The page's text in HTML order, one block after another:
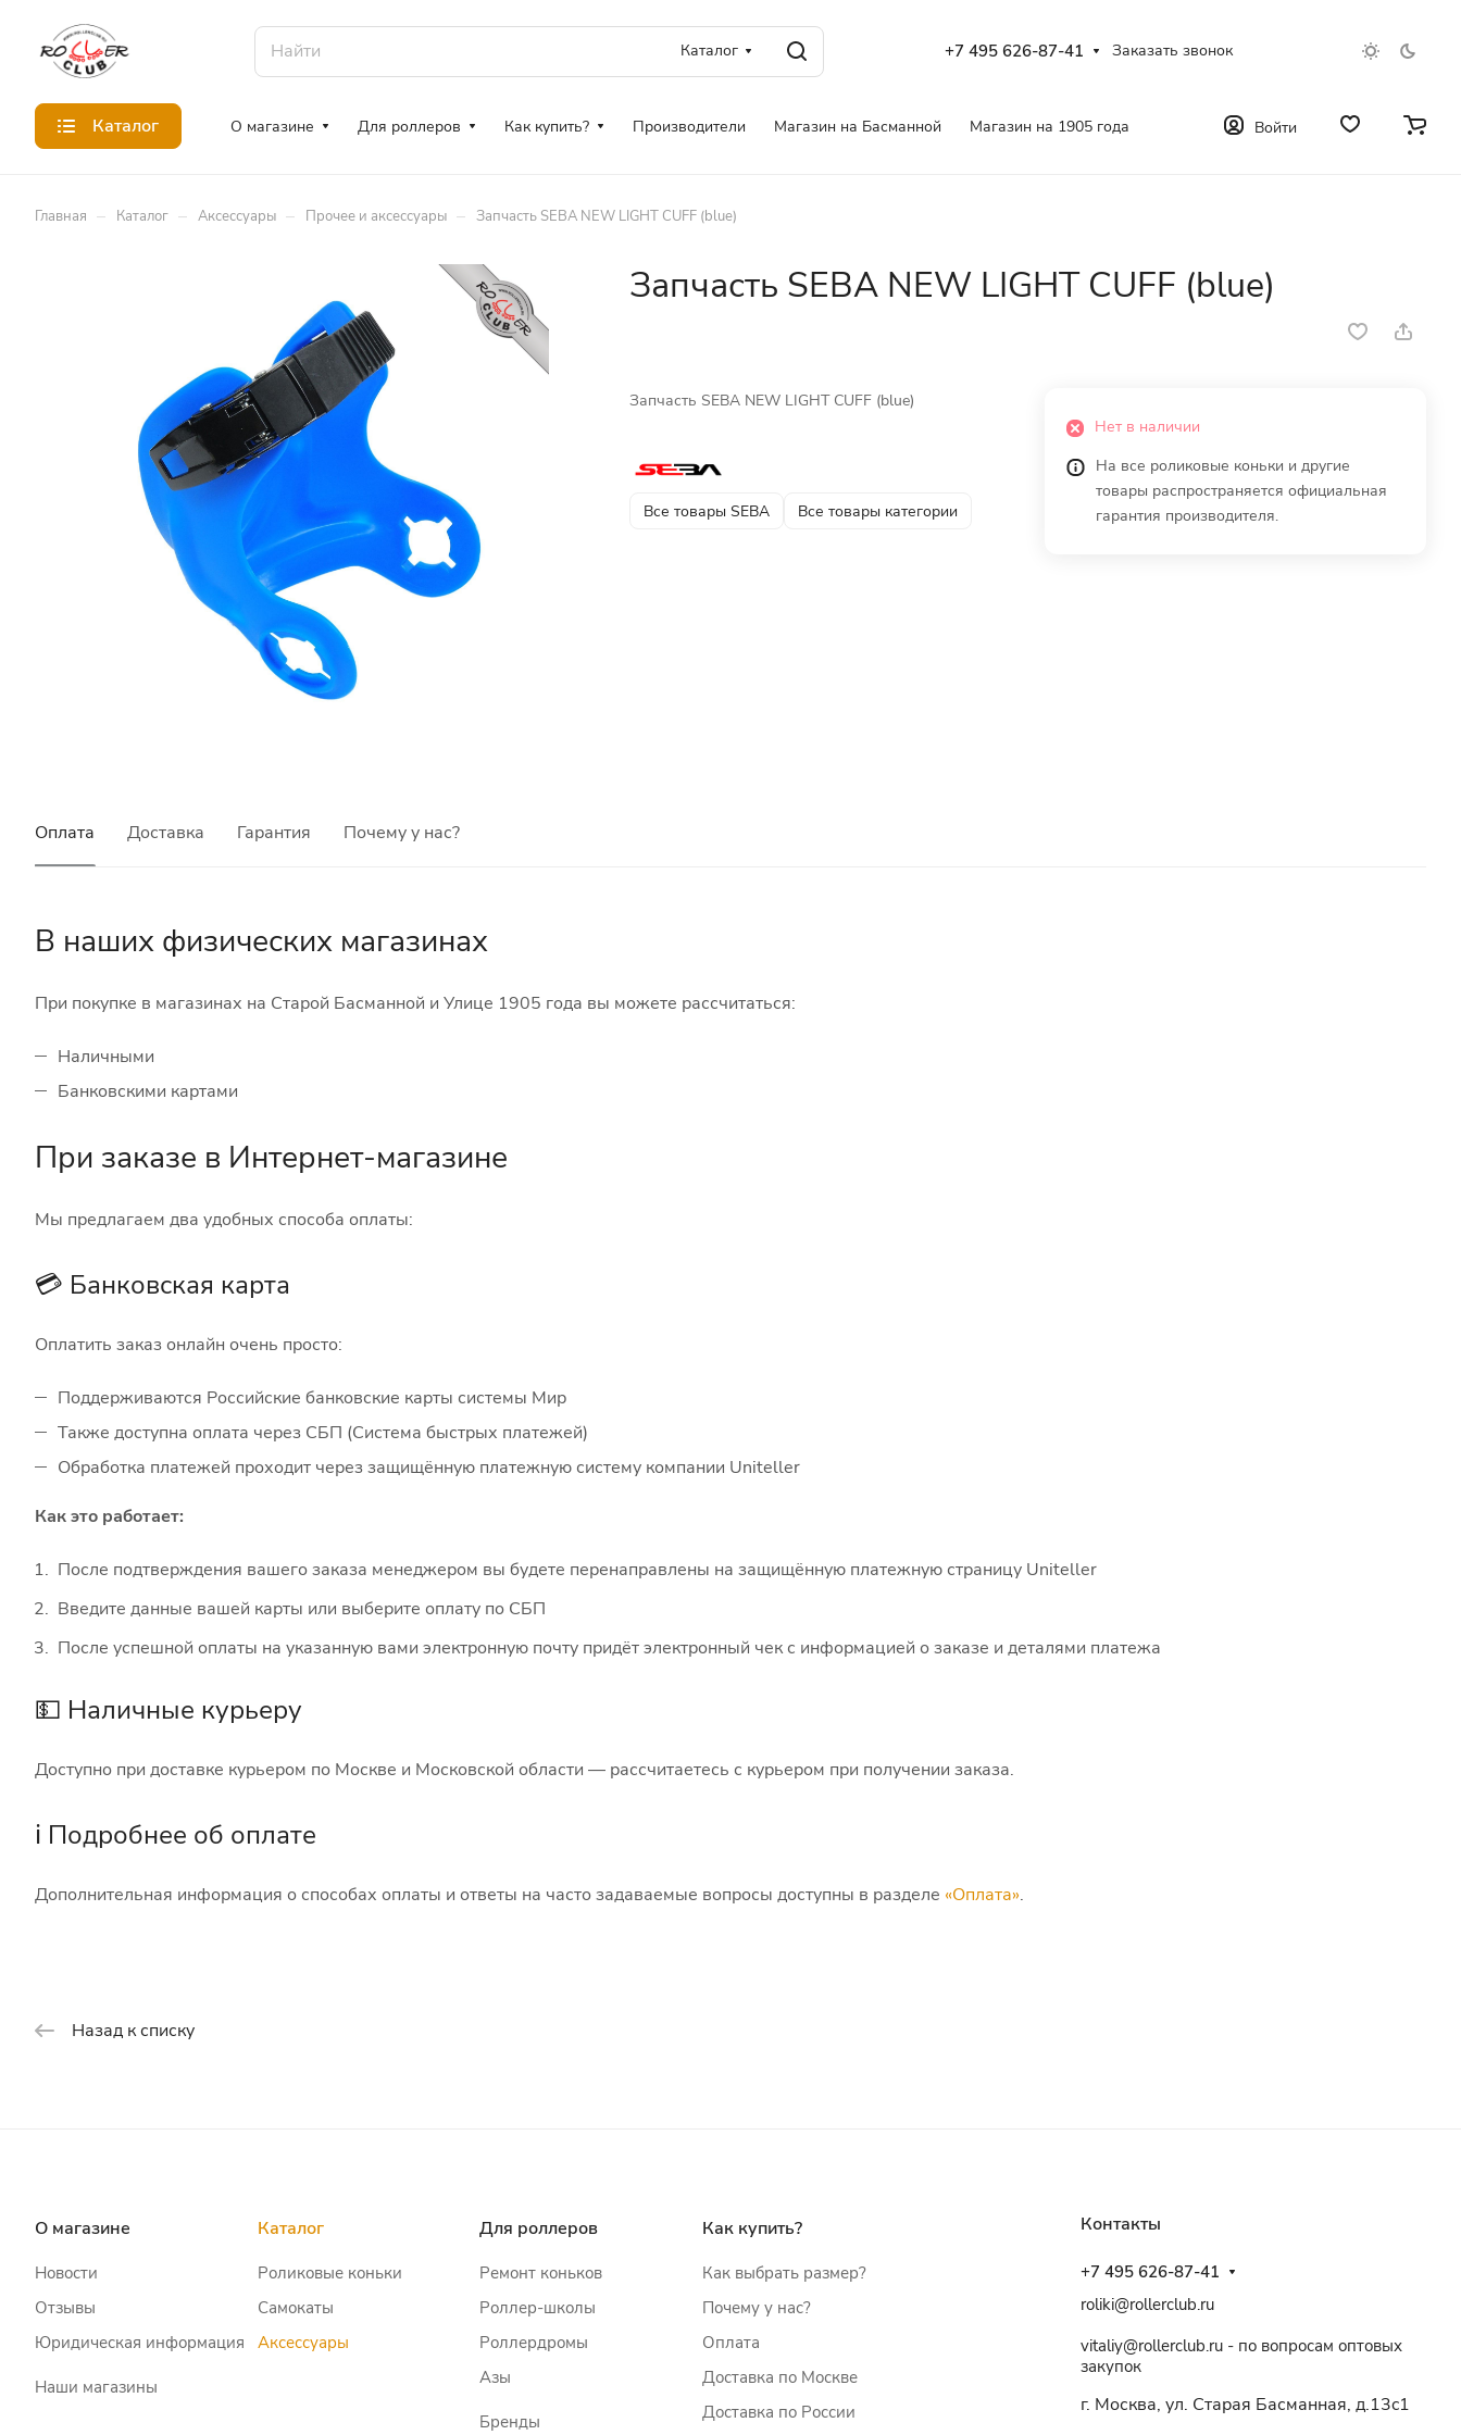
Каталог +7 495 626-87-41 Заказать звонок
Каталог О магазине Для роллеров Как купить? Производители Магазин на Басманной Магазин на 1905 года Войти
Главная – Каталог – Аксессуары – Прочее и аксессуары – Запчасть SEBA NEW LIGHT CUFF (blue)
Запчасть SEBA NEW LIGHT CUFF (blue)
Запчасть SEBA NEW LIGHT CUFF (blue)
Все товары SEBA Все товары категории
Нет в наличии
На все роликовые коньки и другие
товары распространяется официальная
гарантия производителя.
Оплата Доставка Гарантия Почему у нас?
В наших физических магазинах
При покупке в магазинах на Старой Басманной и Улице 1905 года вы можете рассчитаться:
Наличными
Банковскими картами
При заказе в Интернет-магазине
Мы предлагаем два удобных способа оплаты:
💳 Банковская карта
Оплатить заказ онлайн очень просто:
Поддерживаются Российские банковские карты системы Мир
Также доступна оплата через СБП (Система быстрых платежей)
Обработка платежей проходит через защищённую платежную систему компании Uniteller
Как это работает:
После подтверждения вашего заказа менеджером вы будете перенаправлены на защищённую платежную страницу Uniteller
Введите данные вашей карты или выберите оплату по СБП
После успешной оплаты на указанную вами электронную почту придёт электронный чек с информацией о заказе и деталями платежа
💵 Наличные курьеру
Доступно при доставке курьером по Москве и Московской области — рассчитаетесь с курьером при получении заказа.
ℹ️ Подробнее об оплате
Дополнительная информация о способах оплаты и ответы на часто задаваемые вопросы доступны в разделе «Оплата».
Назад к списку
О магазине
Новости
Отзывы
Юридическая информация
Наши магазины
Каталог
Роликовые коньки
Самокаты
Аксессуары
Для роллеров
Ремонт коньков
Роллер-школы
Роллердромы
Азы
Бренды
Как купить?
Как выбрать размер?
Почему у нас?
Оплата
Доставка по Москве
Доставка по России
Контакты
+7 495 626-87-41
roliki@rollerclub.ru
vitaliy@rollerclub.ru - по вопросам оптовых
закупок
г. Москва, ул. Старая Басманная, д.13c1